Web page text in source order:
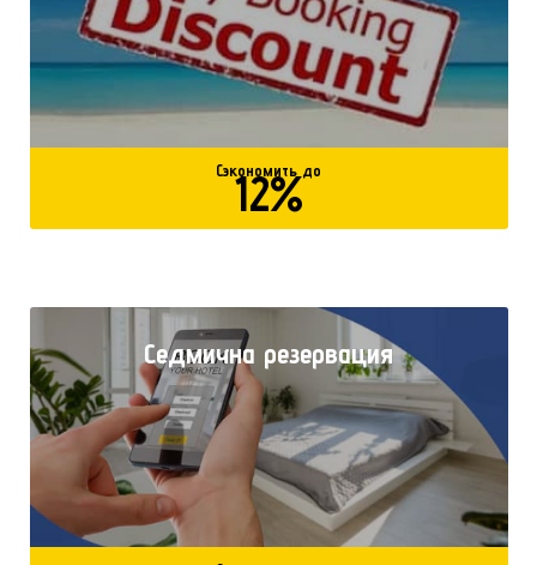
Сэкономить до
12%
Седмична резервация